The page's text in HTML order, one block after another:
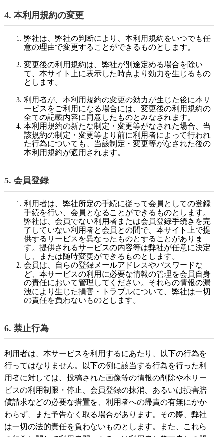
4. 本利用規約の変更
弊社は、弊社の判断により、本利用規約をいつでも任
意の理由で変更することができるものとします。
変更後の利用規約は、弊社が別途定める場合を除い
て、本サイト上に表示した時点より効力を生じるもの
とします。
利用者が、本利用規約の変更の効力が生じた後に本サ
ービスをご利用になる場合には、変更後の利用規約の
全ての記載内容に同意したものとみなされます。
本利用規約の新たな制定・変更等がなされた場合、当
該規約の制定・変更等より前に利用者によって行われ
た行為についても、当該制定・変更等がなされた後の
本利用規約が適用されます。
5. 会員登録
利用者は、弊社所定の手続に従って会員としての登録
手続を行い、会員となることができるものとします。
弊社は、会員でない利用者または会員登録手続きを完
了していない利用者と会員との間で、本サイト上で提
供するサービスを異なったものとすることがありま
す。提供されるサービスの内容等は弊社が任意に決定
し、または随時変更ができるものとします。
会員は、自らの登録メールアドレスやパスワードな
ど、本サービスの利用に必要な情報の管理を会員自身
の責任において管理してください。それらの情報の漏
洩により生じた損害・トラブルについて、弊社は一切
の責任を負わないものとします。
6. 禁止行為
利用者は、本サービスを利用するにあたり、以下の行為を
行ってはなりません。以下の例に該当する行為を行った利
用者に対しては、投稿された画像等の情報の削除や本サー
ビスの利用制限・停止、会員登録の抹消、あるいは損害賠
償請求などの必要な措置を、利用者への帰責の有無にかか
わらず、また予告なく取る場合があります。その際、弊社
は一切の法的責任を負わないものとします。また、これら